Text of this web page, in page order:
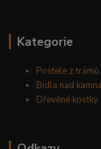
Kategorie
Postele z trámů
Bidla nad kamna
Dřevěné kostky